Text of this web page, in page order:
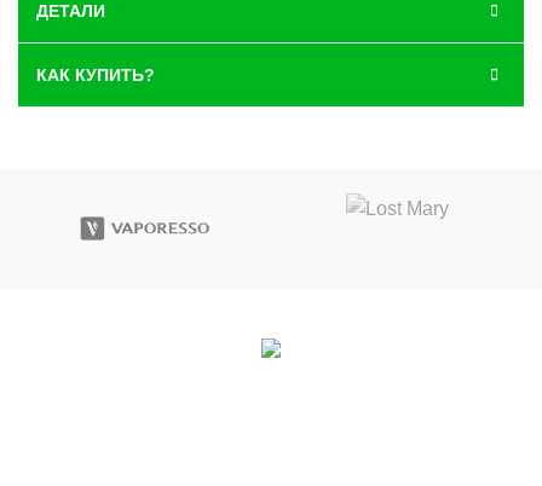
ДЕТАЛИ
КАК КУПИТЬ?